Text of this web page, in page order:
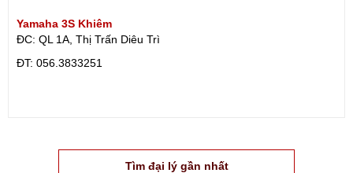
Yamaha 3S Khiêm
ĐC: QL 1A, Thị Trấn Diêu Trì
ÐT: 056.3833251
Tìm đại lý gần nhất